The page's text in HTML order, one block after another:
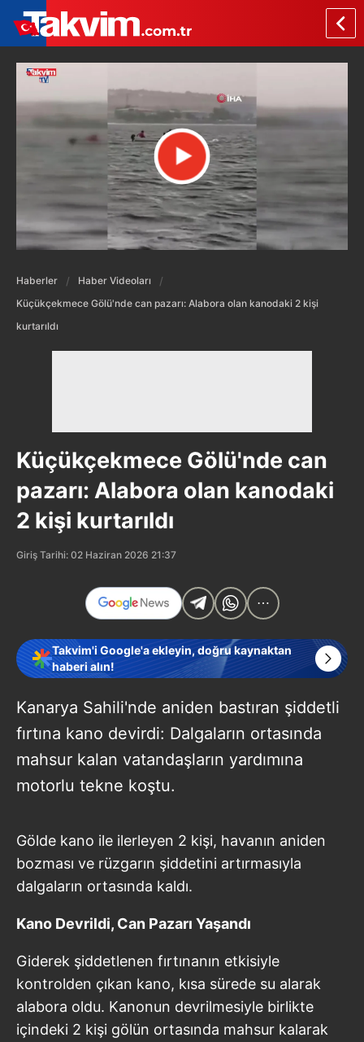
Haberler
Haber Videoları
Küçükçekmece Gölü'nde can pazarı: Alabora olan kanodaki 2 kişi
kurtarıldı
Küçükçekmece Gölü'nde can
pazarı: Alabora olan kanodaki
2 kişi kurtarıldı
Giriş Tarihi: 02 Haziran 2026 21:37
Takvim'i Google'a ekleyin, doğru kaynaktan
haberi alın!
Kanarya Sahili'nde aniden bastıran şiddetli
fırtına kano devirdi: Dalgaların ortasında
mahsur kalan vatandaşların yardımına
motorlu tekne koştu.
Gölde kano ile ilerleyen 2 kişi, havanın aniden
bozması ve rüzgarın şiddetini artırmasıyla
dalgaların ortasında kaldı.
Kano Devrildi, Can Pazarı Yaşandı
Giderek şiddetlenen fırtınanın etkisiyle
kontrolden çıkan kano, kısa sürede su alarak
alabora oldu. Kanonun devrilmesiyle birlikte
içindeki 2 kişi gölün ortasında mahsur kalarak